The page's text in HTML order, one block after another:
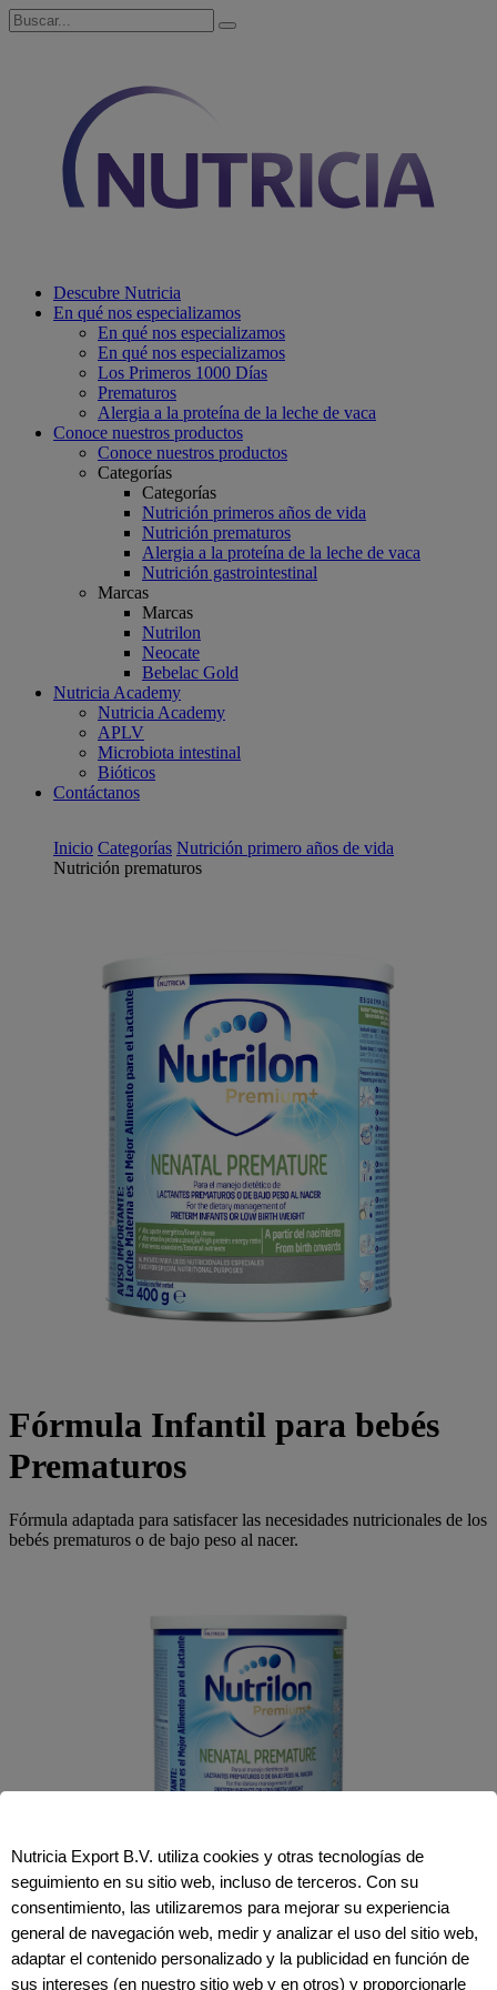
Descubre Nutricia
En qué nos especializamos
En qué nos especializamos
En qué nos especializamos
Los Primeros 1000 Días
Prematuros
Alergia a la proteína de la leche de vaca
Conoce nuestros productos
Conoce nuestros productos
Categorías
Categorías
Nutrición primeros años de vida
Nutrición prematuros
Alergia a la proteína de la leche de vaca
Nutrición gastrointestinal
Marcas
Marcas
Nutrilon
Neocate
Bebelac Gold
Nutricia Academy
Nutricia Academy
APLV
Microbiota intestinal
Bióticos
Contáctanos
Inicio Categorías Nutrición primero años de vida
Nutrición prematuros
Fórmula Infantil para bebés
Prematuros
Fórmula adaptada para satisfacer las necesidades nutricionales de los
bebés prematuros o de bajo peso al nacer.
Crecimiento
Nutrilon Premium+ Nenatal
Premature
Nutricia Export B.V. utiliza cookies y otras tecnologías de
seguimiento en su sitio web, incluso de terceros. Con su
consentimiento, las utilizaremos para mejorar su experiencia
general de navegación web, medir y analizar el uso del sitio web,
adaptar el contenido personalizado y la publicidad en función de
sus intereses (en nuestro sitio web y en otros) y proporcionarle